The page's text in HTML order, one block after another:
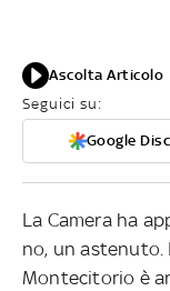
Ascolta Articolo
Seguici su:
Google
La Camera ha
no, un
Montecitorio è